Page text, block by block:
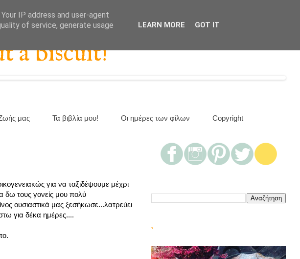
a biscuit!
μας Τα βιβλία μου! Οι ημέρες των φίλων Copyright
για να ταξιδέψουμε μέχρι
δω τους γονείς μου πολύ
ουσιαστικά μας ξεσήκωσε...λατρεύει
για δέκα ημέρες....
`
IP address and user-agent
of service, generate usage
LEARN MORE GOT IT